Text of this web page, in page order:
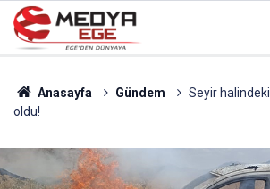
Anasayfa Gündem
Seyir
oldu!